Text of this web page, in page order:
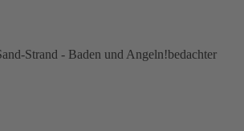
Strand - Baden und Angeln!bedachter